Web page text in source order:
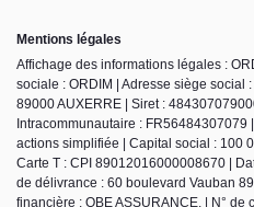
Mentions légales
Affichage des informations légales :
sociale : ORDIM | Adresse siège social
89000 AUXERRE | Siret :
Intracommunautaire :
actions simplifiée | Capital social : 100
Carte T : CPI 89012016000008670 |
de délivrance : 60 boulevard Vauban
financière : QBE ASSURANCE. | N°